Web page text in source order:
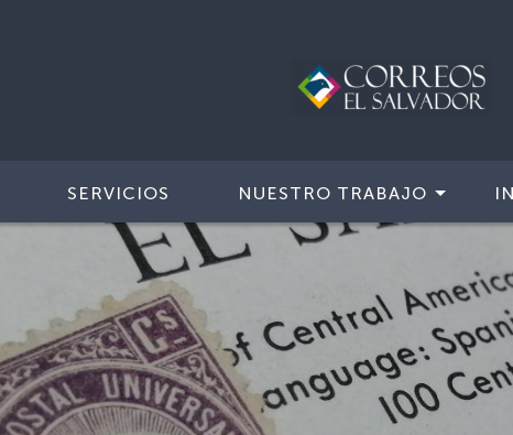
SERVICIOS NUESTRO TRABAJO